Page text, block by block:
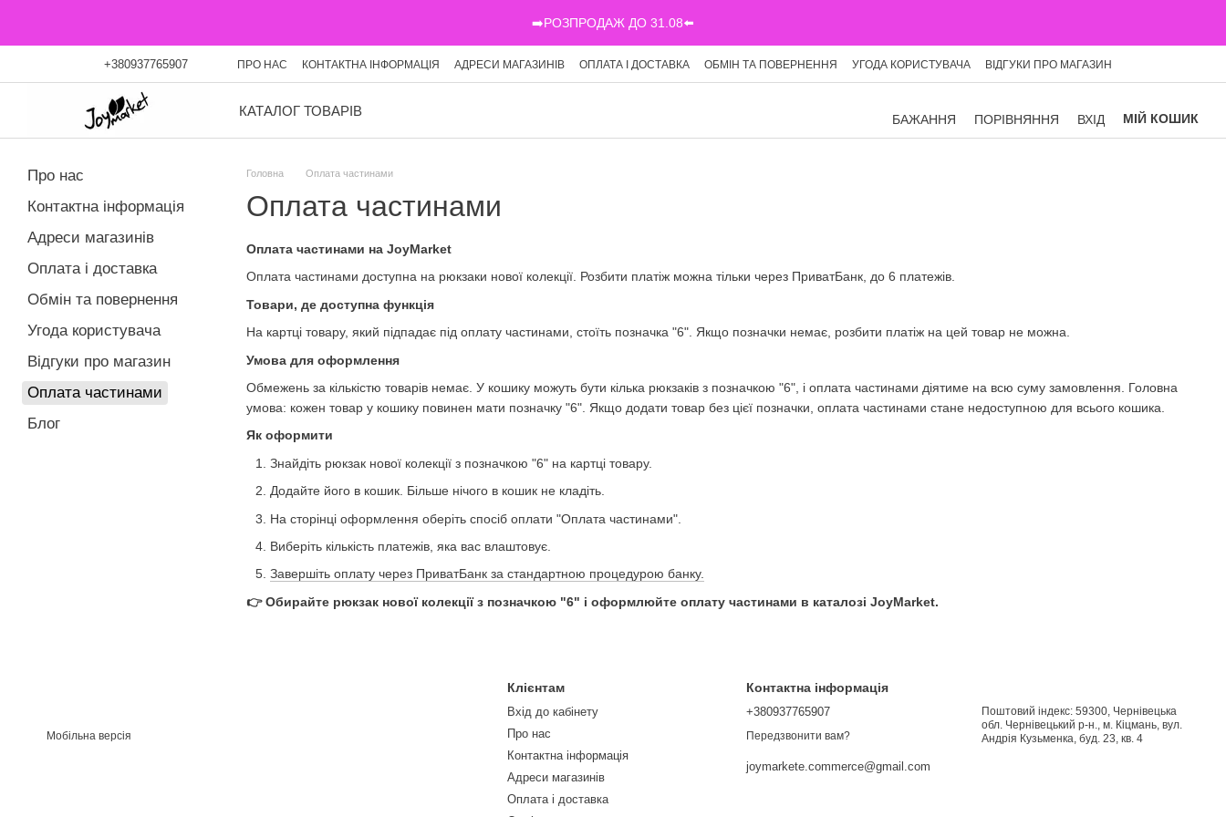
➡️РОЗПРОДАЖ ДО 31.08⬅️
+380937765907 ПРО НАС КОНТАКТНА ІНФОРМАЦІЯ АДРЕСИ МАГАЗИНІВ ОПЛАТА І ДОСТАВКА ОБМІН ТА ПОВЕРНЕННЯ УГОДА КОРИСТУВАЧА
ВІДГУКИ ПРО МАГАЗИН
ОПЛАТА ЧАСТИНАМИ
БЛОГ
КАТАЛОГ ТОВАРІВ
БАЖАННЯ ПОРІВНЯННЯ ВХІД МІЙ КОШИК
Головна Оплата частинами
Оплата частинами
Оплата частинами на JoyMarket
Оплата частинами доступна на рюкзаки нової колекції. Розбити платіж можна тільки через ПриватБанк, до 6 платежів.
Товари, де доступна функція
На картці товару, який підпадає під оплату частинами, стоїть позначка "6". Якщо позначки немає, розбити платіж на цей товар не можна.
Умова для оформлення
Обмежень за кількістю товарів немає. У кошику можуть бути кілька рюкзаків з позначкою "6", і оплата частинами діятиме на всю суму замовлення. Головна
умова: кожен товар у кошику повинен мати позначку "6". Якщо додати товар без цієї позначки, оплата частинами стане недоступною для всього кошика.
Як оформити
Знайдіть рюкзак нової колекції з позначкою "6" на картці товару.
Додайте його в кошик. Більше нічого в кошик не кладіть.
На сторінці оформлення оберіть спосіб оплати "Оплата частинами".
Виберіть кількість платежів, яка вас влаштовує.
Завершіть оплату через ПриватБанк за стандартною процедурою банку.
👉 Обирайте рюкзак нової колекції з позначкою "6" і оформлюйте оплату частинами в каталозі JoyMarket.
Про нас
Контактна інформація
Адреси магазинів
Оплата і доставка
Обмін та повернення
Угода користувача
Відгуки про магазин
Оплата частинами
Блог
Мобільна версія
Клієнтам
Вхід до кабінету
Про нас
Контактна інформація
Адреси магазинів
Оплата і доставка
Контактна інформація
+380937765907
Передзвонити вам?
joymarkete.commerce@gmail.com
Поштовий індекс: 59300, Чернівецька
обл. Чернівецький р-н., м. Кіцмань, вул.
Андрія Кузьменка, буд. 23, кв. 4